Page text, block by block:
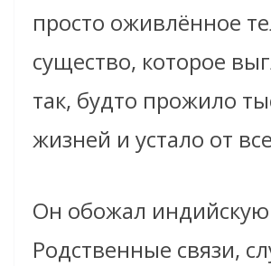
просто оживлённое
существо, которое
так, будто прожило
жизней и устало от
Он обожал
Родственные связи,